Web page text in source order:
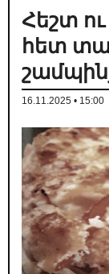
Հեշտ
հետ
16.11.2025 • 15:00